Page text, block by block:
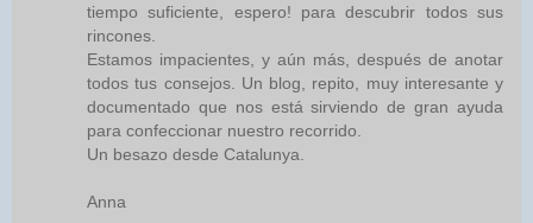
tiempo suficiente, espero! para descubrir todos sus
rincones.
Estamos impacientes, y aún más, después de anotar
todos tus consejos. Un blog, repito, muy interesante y
documentado que nos está sirviendo de gran ayuda
para confeccionar nuestro recorrido.
Un besazo desde Catalunya.
Anna